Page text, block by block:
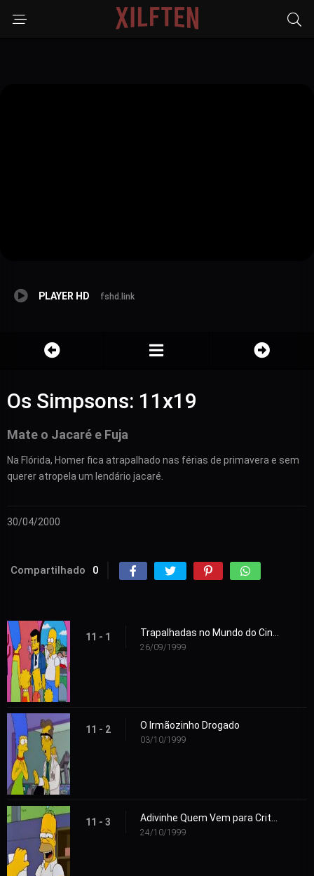
PLAYER HD fshd.link
Os Simpsons: 11x19
Mate o Jacaré e Fuja
Na Flórida, Homer fica atrapalhado nas férias de primavera e sem
querer atropela um lendário jacaré.
30/04/2000
Compartilhado 0
11 - 1
26/09/1999
11 - 2 O Irmãozinho Drogado
03/10/1999
11 - 3
24/10/1999